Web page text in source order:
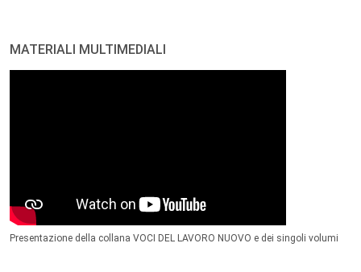
MATERIALI MULTIMEDIALI
Presentazione della collana VOCI DEL LAVORO NUOVO e dei singoli volumi